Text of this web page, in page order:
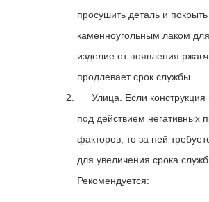
просушить деталь и
каменноугольным лаком
изделие от появления
продлевает срок службы.
Улица. Если конструкция
под действием негативных
факторов, то за ней
для увеличения срока
Рекомендуется: